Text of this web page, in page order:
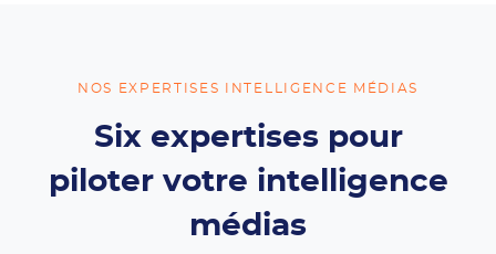
NOS EXPERTISES INTELLIGENCE MÉDIAS
Six expertises pour
piloter votre intelligence
médias